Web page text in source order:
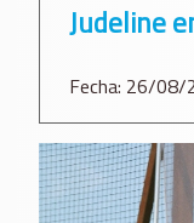
Judeline
Fecha: 26/08/